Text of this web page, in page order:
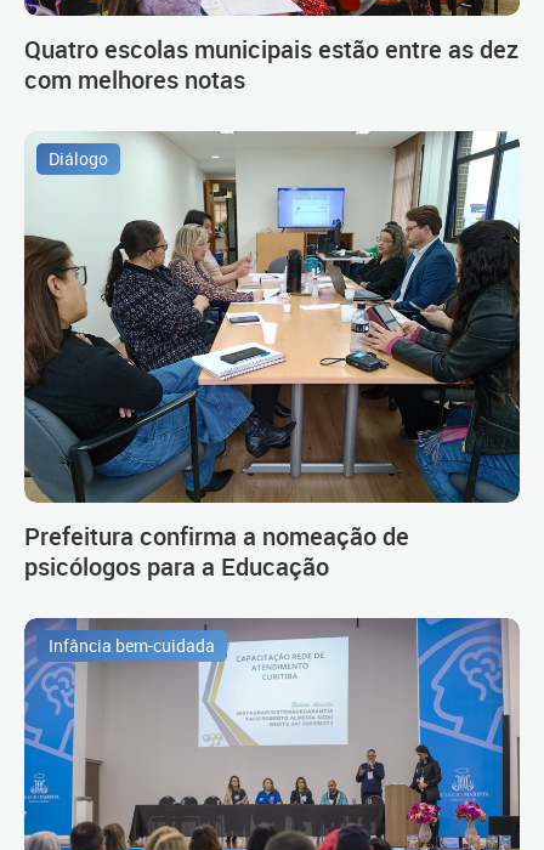
Quatro escolas municipais estão entre as dez
com melhores notas
Diálogo
Prefeitura confirma a nomeação de
psicólogos para a Educação
Infância bem-cuidada